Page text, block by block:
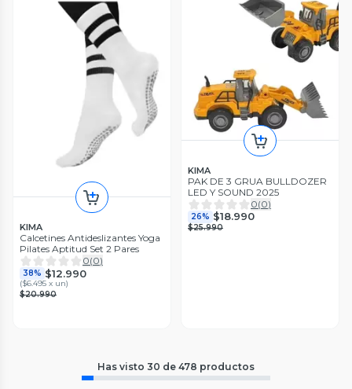
KIMA
Calcetines Antideslizantes Yoga
Pilates Aptitud Set 2 Pares
0(0)
38% $12.990
($6.495 x un)
$20.990
KIMA
PAK DE 3 GRUA BULLDOZER
LED Y SOUND 2025
0(0)
26% $18.990
$25.990
Has visto 30 de 478 productos